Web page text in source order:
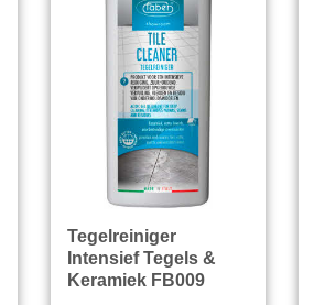
Tegelreiniger
Intensief Tegels &
Keramiek FB009